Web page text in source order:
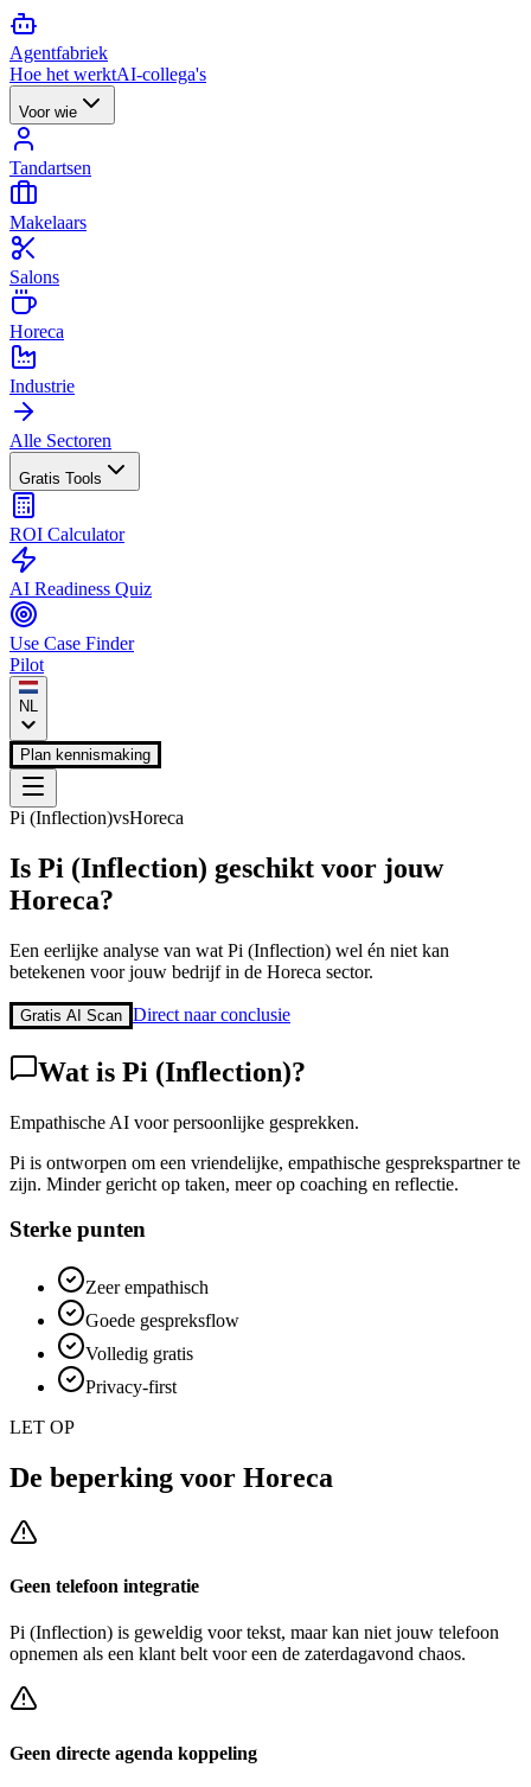
Agentfabriek
Hoe het werktAI-collega's
Voor wie
Tandartsen
Makelaars
Salons
Horeca
Industrie
Alle Sectoren
Gratis Tools
ROI Calculator
AI Readiness Quiz
Use Case Finder
Pilot
NL
Plan kennismaking
Pi (Inflection)vsHoreca
Is Pi (Inflection) geschikt voor jouw
Horeca?
Een eerlijke analyse van wat Pi (Inflection) wel én niet kan
betekenen voor jouw bedrijf in de Horeca sector.
Gratis AI Scan Direct naar conclusie
Wat is Pi (Inflection)?
Empathische AI voor persoonlijke gesprekken.
Pi is ontworpen om een vriendelijke, empathische gesprekspartner te
zijn. Minder gericht op taken, meer op coaching en reflectie.
Sterke punten
Zeer empathisch
Goede gespreksflow
Volledig gratis
Privacy-first
LET OP
De beperking voor Horeca
Geen telefoon integratie
Pi (Inflection) is geweldig voor tekst, maar kan niet jouw telefoon
opnemen als een klant belt voor een de zaterdagavond chaos.
Geen directe agenda koppeling